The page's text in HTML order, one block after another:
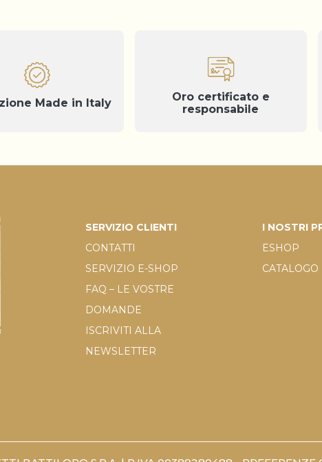
Made in Italy
Oro certificato e
responsabile
SERVIZIO CLIENTI
CONTATTI
SERVIZIO E-SHOP
FAQ – LE VOSTRE
DOMANDE
ISCRIVITI ALLA
NEWSLETTER
I NOSTRI
ESHOP
CATALOGO